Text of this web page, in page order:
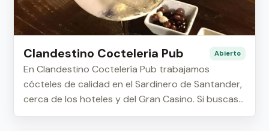
Clandestino Cocteleria Pub Abierto
En Clandestino Coctelería Pub trabajamos
cócteles de calidad en el Sardinero de Santander,
cerca de los hoteles y del Gran Casino. Si buscas...